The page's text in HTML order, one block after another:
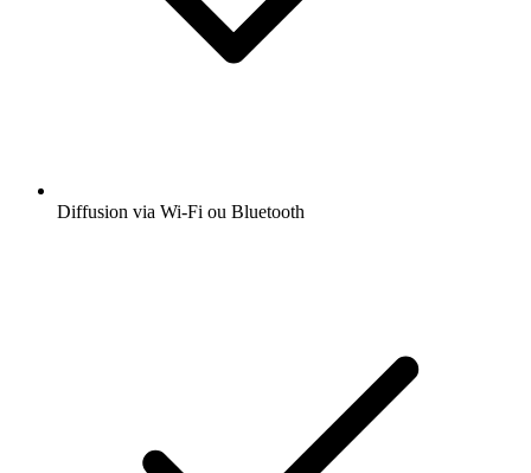
Diffusion via Wi-Fi ou Bluetooth